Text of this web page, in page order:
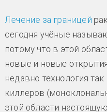
Лечение за границей
сегодня учёные
потому что в этой
новые и новые
недавно технология
киллеров
этой области